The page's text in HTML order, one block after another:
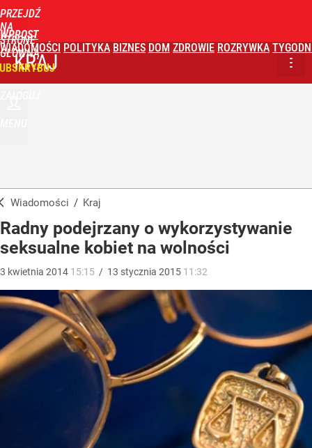
PRZEJDŹ
NA
STRONĘ
GŁÓWNĄ
WPROST
WIADOMOŚCI POLITYKA BIZNES DOM ZDROWIE ROZRYWKA
KRAJ
Wiadomości / Kraj
Radny podejrzany o wykorzystywanie
seksualne kobiet na wolności
3 kwietnia 2014 15:15 / 13 stycznia 2015 11:32